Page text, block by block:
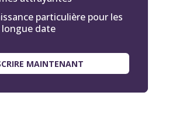
particulière pour les
longue date
MAINTENANT